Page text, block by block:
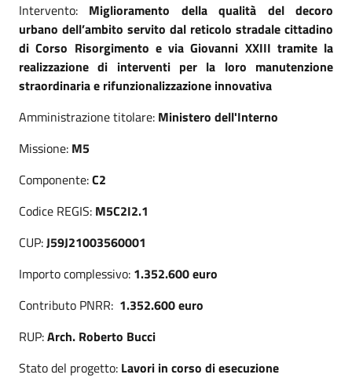
Intervento: Miglioramento della qualità del decoro
urbano dell’ambito servito dal reticolo stradale cittadino
di Corso Risorgimento e via Giovanni XXIII tramite la
realizzazione di interventi per la loro manutenzione
straordinaria e rifunzionalizzazione innovativa
Amministrazione titolare: Ministero dell'Interno
Missione: M5
Componente:C2
Codice REGIS: M5C2I2.1
CUP:J59J21003560001
Importo complessivo: 1.352.600 euro
Contributo PNRR: 1.352.600euro
RUP:Arch. Roberto Bucci
Stato del progetto: Lavori in corso di esecuzione